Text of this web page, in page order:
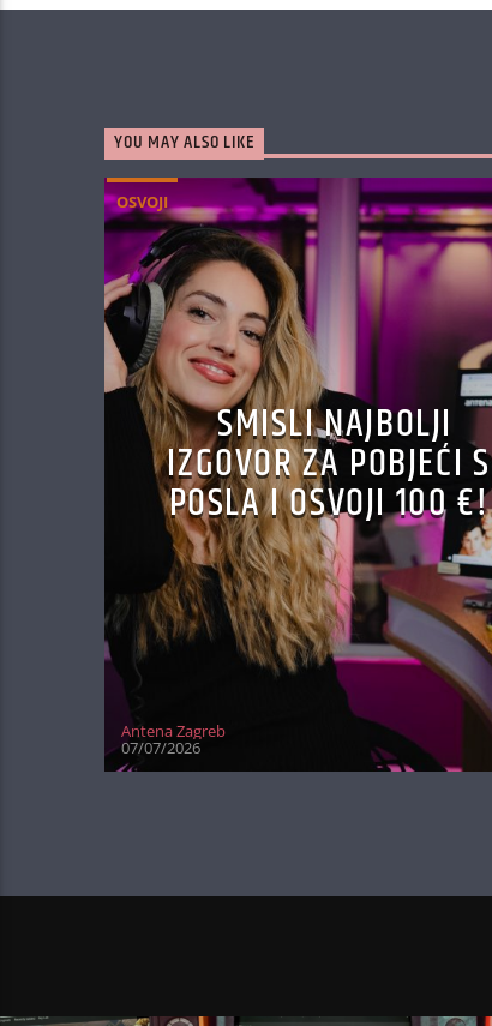
YOU MAY ALSO LIKE
OSVOJI
SMISLI NAJBOLJI
IZGOVOR ZA POBJEĆI S
POSLA I OSVOJI 100 €!
Antena Zagreb
07/07/2026